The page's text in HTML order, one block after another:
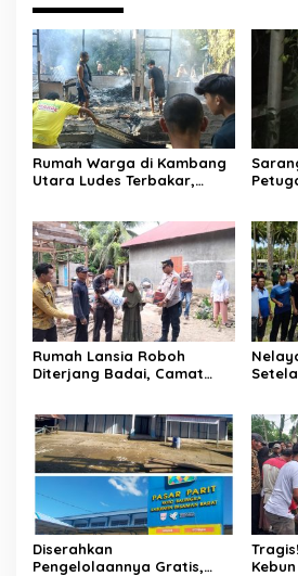
Rumah Warga di Kambang
Utara Ludes Terbakar,
Rumah Lansia Roboh
Diterjang Badai, Camat
Diserahkan
Pengelolaannya Gratis,